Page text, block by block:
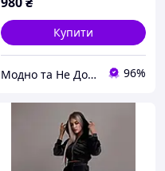
Купити
Модно та Не Дорого 96%